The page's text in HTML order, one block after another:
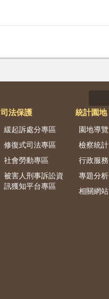
司法保護
緩起訴處分專區
修復式司法專區
社會勞動專區
被害人刑事訴訟資
訊獲知平台專區
統計園地
園地導覽
檢察統計
行政服務
專題分析
相關網站